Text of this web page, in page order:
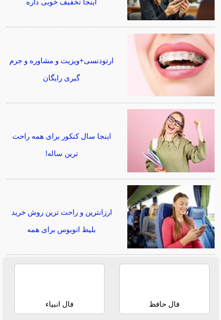
اینجا تخفیف خوبی داره
ارتودنسی+ویزیت و مشاوره و جرم
گیری رایگان
اینجا سال کنکور برای همه راحت
ترین ساله!
ارزانترین و راحت ترین روش خرید
بلیط اتوبوس برای همه
فال حافظ فال انبیاء